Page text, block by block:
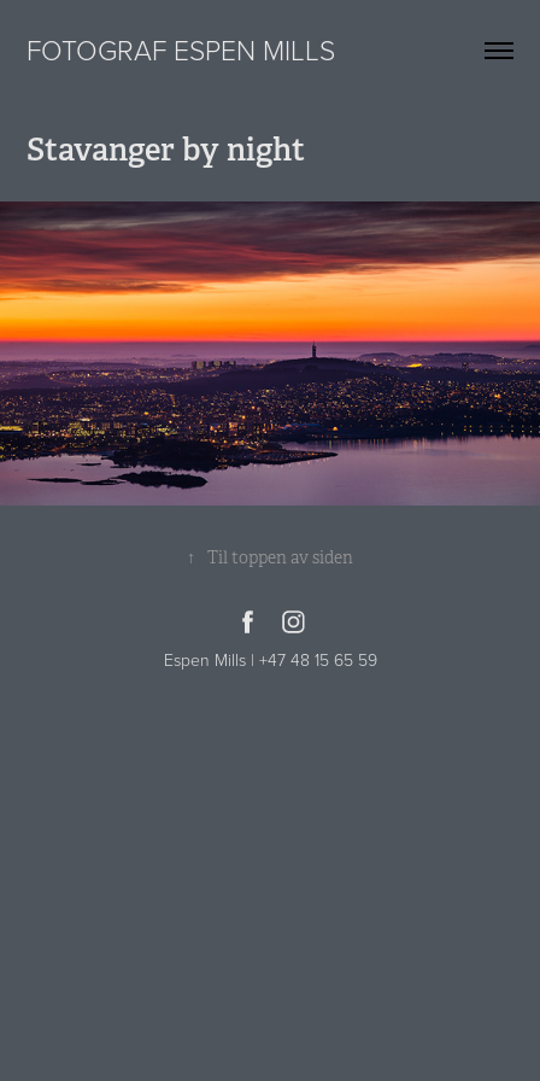
FOTOGRAF ESPEN MILLS
Stavanger by night
↑ Til toppen av siden
Espen Mills | +47 48 15 65 59